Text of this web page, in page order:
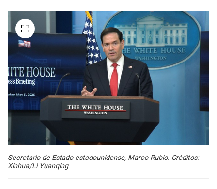
Secretario de Estado estadounidense, Marco Rubio. Créditos:
Xinhua/Li Yuanqing